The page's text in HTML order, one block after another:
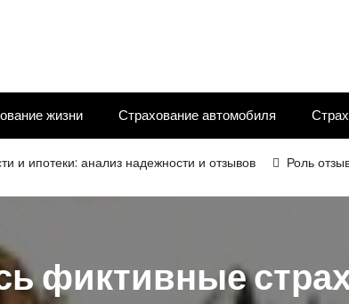
жизни Страхование автомобиля
анализ надежности и отзывов Роль отзывов в
фиктивные